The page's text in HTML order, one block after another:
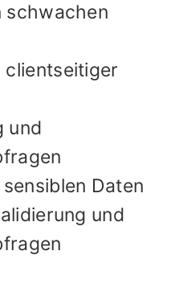
schwachen
clientseitiger
und
Daten
und